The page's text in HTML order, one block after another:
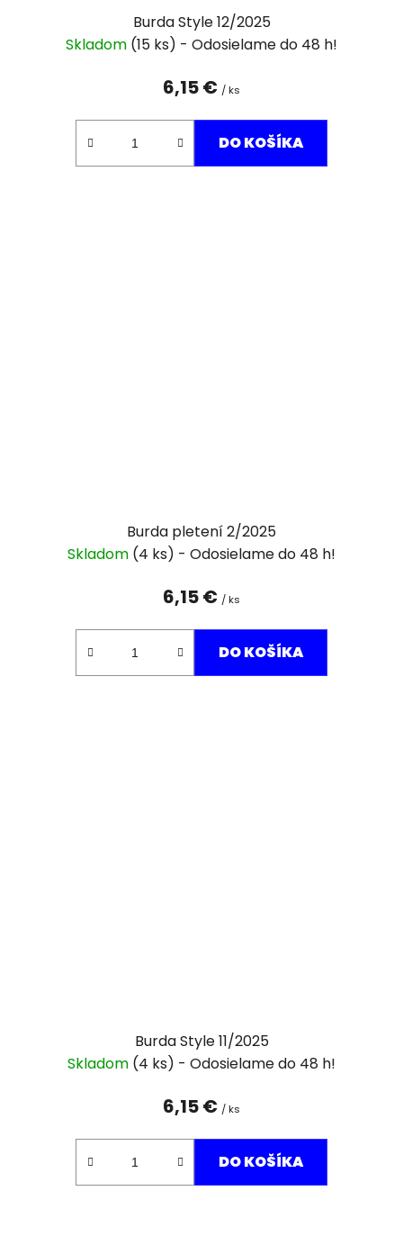
Burda Style 12/2025
Skladom (15 ks)
6,15 € / ks
DO KOŠÍKA
Burda pletení 2/2025
Skladom (4 ks)
6,15 € / ks
DO KOŠÍKA
Burda Style 11/2025
Skladom (4 ks)
6,15 € / ks
DO KOŠÍKA